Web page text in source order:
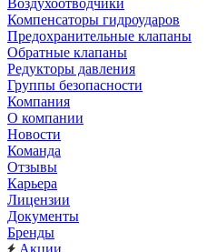
Воздухоотводчики
Компенсаторы гидроударов
Предохранительные клапаны
Обратные клапаны
Редукторы давления
Группы безопасности
Компания
О компании
Новости
Команда
Отзывы
Карьера
Лицензии
Документы
Бренды
Акции